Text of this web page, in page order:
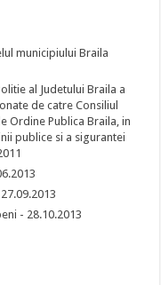
municipiului Braila
al Judetului Braila a
de catre Consiliul
Ordine Publica Braila, in
publice si a sigurantei
- 28.10.2013